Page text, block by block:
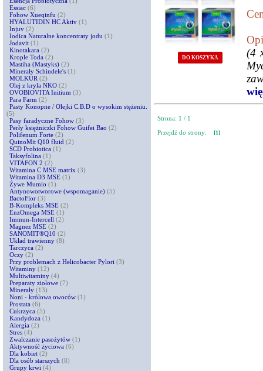
Essiac (6)
Fohow Xueqinfu (2)
HYALUTIDIN HC Aktiv (1)
Injuv (2)
Iodica Naturalne koncentraty jodu (1)
Jodavit (1)
Kinotakara (2)
Krople Toda (2)
Mastiha (Mastyks) (2)
Minerały Schindele's (1)
MOLKUR (2)
Olej z kryla NKO (2)
OVOBIOVITA Initium (3)
Para Farm (2)
Pasty Konopne / Olejki C.B.D o wysokim stężeniu.
(5)
Pasy faradyczne Fohow (3)
Perły księżniczki Fohow Guifei Bao (2)
Polifenum Forte (2)
QuinoMit Q10 fluid (2)
SCD Probiotica (1)
Taksyfolina (1)
VITAFON 2 (2)
Witamina C MSE matrix (3)
Witamina D3 MSE (1)
Żywe Mumio (1)
Antynowotworowe (wspomaganie) (5)
BactoFlor (3)
B-Kompleks MSE (2)
EnzOmega MSE (1)
Immun-Intercell (2)
Magnez MSE (2)
SANOMIT®Q10 (2)
Układ trawienny (8)
Tarczyca (2)
Oczy (2)
Przy problemach z Helicobacter Pylori (3)
Witaminy (12)
Multiwitaminy (4)
Preparaty ziołowe (7)
Minerały (13)
Noni - królowa owoców (1)
Prostata (6)
Cukrzyca (5)
Kandydoza (1)
Alergia (2)
Stres (4)
Zwalczanie pasożytów (1)
Aktywność życiowa (6)
Dla kobiet (2)
Dla osób starszych (8)
Grupy krwi (4)
DO KOSZYKA
(4
Strona: 1 / 1
Przejdź do strony:
[1]